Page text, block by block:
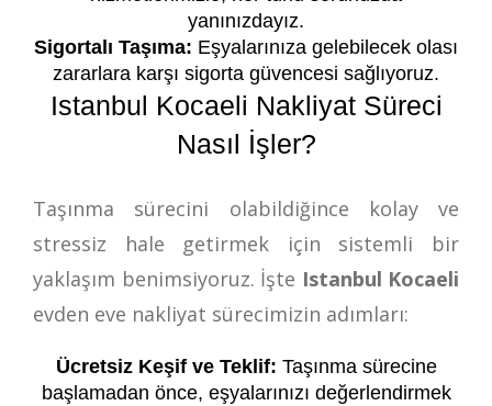
yanınızdayız.
Sigortalı Taşıma: Eşyalarınıza gelebilecek olası
zararlara karşı sigorta güvencesi sağlıyoruz.
Istanbul Kocaeli Nakliyat Süreci
Nasıl İşler?
Taşınma sürecini olabildiğince kolay ve
stressiz hale getirmek için sistemli bir
yaklaşım benimsiyoruz. İşte Istanbul Kocaeli
evden eve nakliyat sürecimizin adımları:
Ücretsiz Keşif ve Teklif: Taşınma sürecine
başlamadan önce, eşyalarınızı değerlendirmek